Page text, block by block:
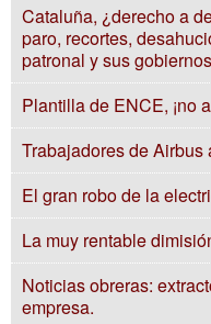
Cataluña, ¿derecho a
paro, recortes,
patronal y sus gobiernos
Plantilla de ENCE, ¡no
Trabajadores de Airbus
El gran robo de la
La muy rentable
Noticias obreras:
empresa.